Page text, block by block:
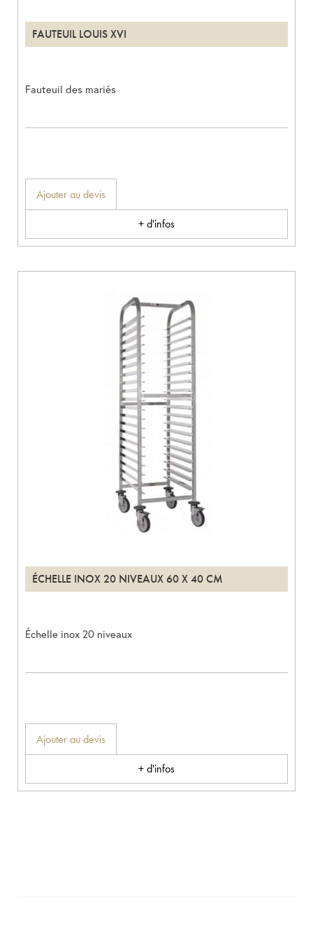
FAUTEUIL LOUIS XVI
Fauteuil des mariés
Ajouter au devis
+ d'infos
ÉCHELLE INOX 20 NIVEAUX 60 X 40 CM
Échelle inox 20 niveaux
Ajouter au devis
+ d'infos